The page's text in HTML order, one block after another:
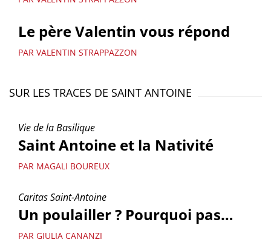
Le père Valentin vous répond
PAR VALENTIN STRAPPAZZON
SUR LES TRACES DE SAINT ANTOINE
Vie de la Basilique
Saint Antoine et la Nativité
PAR MAGALI BOUREUX
Caritas Saint-Antoine
Un poulailler ? Pourquoi pas…
PAR GIULIA CANANZI